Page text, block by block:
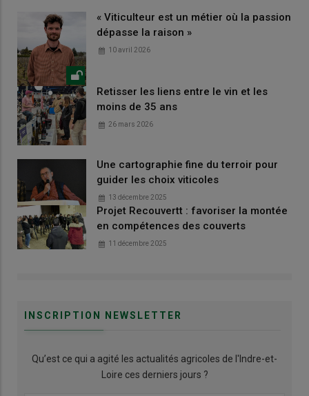
« Viticulteur est un métier où la passion
dépasse la raison »
10 avril 2026
Retisser les liens entre le vin et les
moins de 35 ans
26 mars 2026
Une cartographie fine du terroir pour
guider les choix viticoles
13 décembre 2025
Projet Recouvertt : favoriser la montée
en compétences des couverts
11 décembre 2025
INSCRIPTION NEWSLETTER
Qu’est ce qui a agité les actualités agricoles de l'Indre-et-
Loire ces derniers jours ?